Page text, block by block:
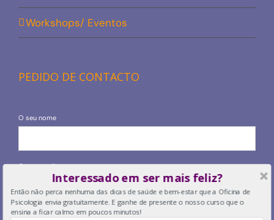
Workshops/ Eventos
PEDIDO DE CONTACTO
O seu nome
O seu email
O seu telefone
Interessado em ser mais feliz?
Então não perca nenhuma das dicas de saúde e bem-estar que a Oficina de
Psicologia envia gratuitamente. E ganhe de presente o nosso curso que o
ensina a ficar calmo em poucos minutos!